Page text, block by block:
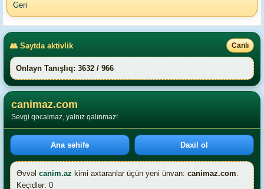
Geri
👥 Saytda aktivlik Canlı
Onlayn Tanışlıq: 3632 / 966
canimaz.com
Sevgi qocalmaz, yalnız qalınmaz!
Ana səhifə Daxil ol
Əvvəl canim.az kimi axtaranlar üçün yeni ünvan: canimaz.com.
Keçidlər: 0